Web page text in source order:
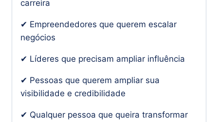
carreira
✔ Empreendedores que querem escalar
negócios
✔ Líderes que precisam ampliar influência
✔ Pessoas que querem ampliar sua
visibilidade e credibilidade
✔ Qualquer pessoa que queira transformar